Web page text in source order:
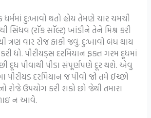
દુ:ખાવો થતો હોય તેમણે ચાર ચમચી
(રૉક સૉલ્ટ) ખાંડીને તેને મિશ્ર કરી
વાર રોજ ફાકી જવું. દુઃખાવો બંધ થાય
દ્યો. પીરીયડ્સ દરમિયાન ફક્ત ગરમ દૂધમાં
દૂધ પીવાથી પીડા સંપૂર્ણપણે દૂર થશે. એવુ
દરમિયાન જ પીવો જો તમે ઈચ્છો
રોજે ઉપયોગ કરી શકો છો જેથી તમારા
ન આવે.